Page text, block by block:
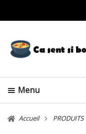
Menu
Accueil PRODUITS